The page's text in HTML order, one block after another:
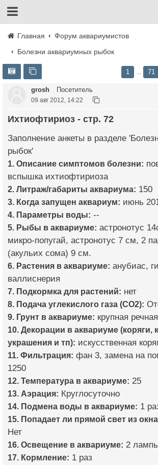
Главная
Форум аквариумистов
Болезни аквариумных рыбок
1 71
grosh Посетитель
09 авг 2012, 14:22
Ихтиофтириоз - стр. 72
Заполнение анкеты в разделе
рыбок'
1. Описание симптомов болезни:
вспышка ихтиофтириоза
2. Литраж/габариты аквариума: 150
3. Когда запущен аквариум: июнь
4. Параметры воды: --
5. Рыбы в аквариуме: астронотус
микро-попугай, астронотус 7 см, 2
(акульих сома) 9 см.
6. Растения в аквариуме: анубиас,
валлиснерия
7. Подкормка для растений: нет
8. Подача углекислого газа (CO2):
9. Грунт в аквариуме: крупная
10. Декорации в аквариуме (коряги,
украшения и тп): искусственная
11. Фильтрация: фан 3, замена на
1250
12. Температура в аквариуме: 25
13. Аэрация: Круглосуточно
14. Подмена воды в аквариуме: 1
15. Попадает ли прямой свет из
Нет
16. Освещение в аквариуме: 2
17. Кормление: 1 раз